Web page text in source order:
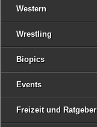
Western
Wrestling
Biopics
Events
Freizeit und Ratgeber